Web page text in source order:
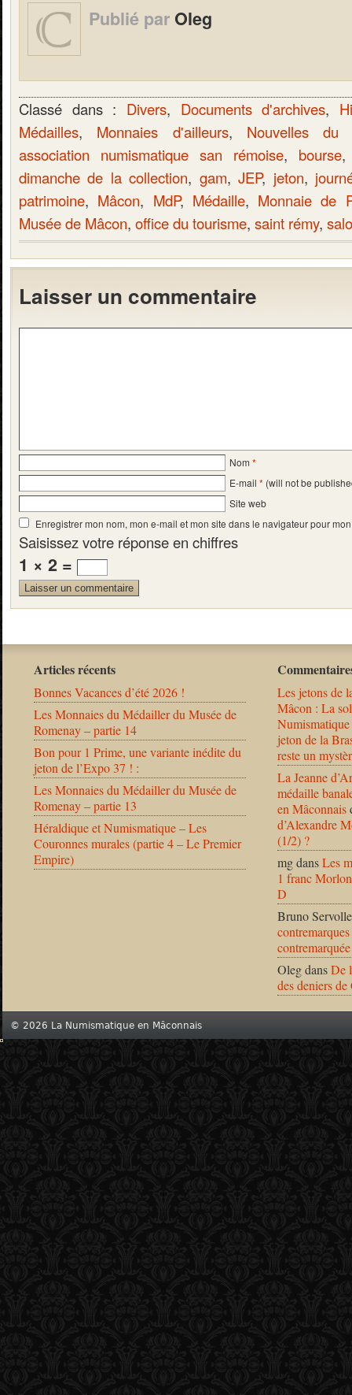
Publié par Oleg
Classé dans : Divers, Documents d'archives,
Médailles, Monnaies d'ailleurs, Nouvelles du
association numismatique san rémoise, bourse
dimanche de la collection, gam,JEP, jeton,
patrimoine, Mâcon, MdP, Médaille, Monnaie de
Musée de Mâcon, office du tourisme, saint rémy,
Laisser un commentaire
Nom *
E-mail * (will not be
Site web
Enregistrer mon nom, mon e-mail et mon site dans le navigateur pour
Saisissez votre réponse en chiffres
1 × 2 =
Articles récents
Bonnes Vacances d’été 2026 !
Les Monnaies du Médailler du Musée de
Romenay – partie 14
Bon pour 1 Prime, une variante inédite du
jeton de l’Expo 37 ! :
Les Monnaies du Médailler du Musée de
Romenay – partie 13
Héraldique et Numismatique – Les
Couronnes murales (partie 4 – Le Premier
Empire)
Les jetons de
Mâcon : La
jeton de la
reste un
La Jeanne
médaille
en Mâconnais
d’Alexandre
(1/2) ?
mgdansLes
1 franc
D
Bruno Servolle
OlegdansDe
des deniers
© 2026 La Numismatique en Mâconnais